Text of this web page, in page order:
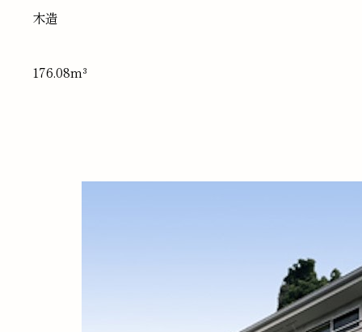
木造
176.08m³